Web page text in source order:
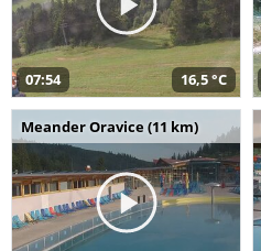
07:54 16,5 °C
Meander Oravice (11 km)